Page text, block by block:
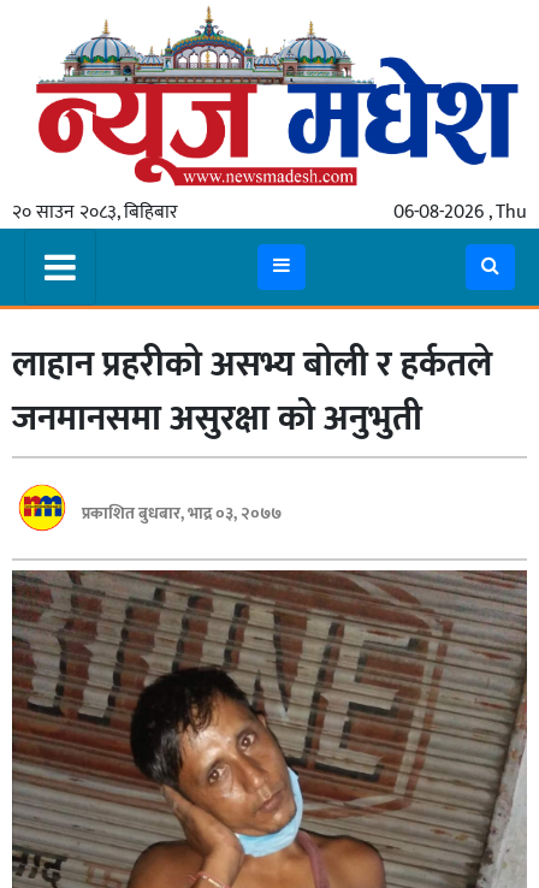
२० साउन २०८३, बिहिबार 06-08-2026 , Thu
गृहपृष्ठ
स्थानीय
प्रदेश
मधेश
प्रदेश
लुम्बिनी
गण्डकी
बागमती
कर्णाली
सुदूरपश्चिम
मधेश
विशेष
राजनीति
प्रमुख
समाचार
लाहान प्रहरीको असभ्य बोली र हर्कतले
जनमानसमा असुरक्षा को अनुभुती
प्रकाशित बुधबार, भाद्र ०३, २०७७